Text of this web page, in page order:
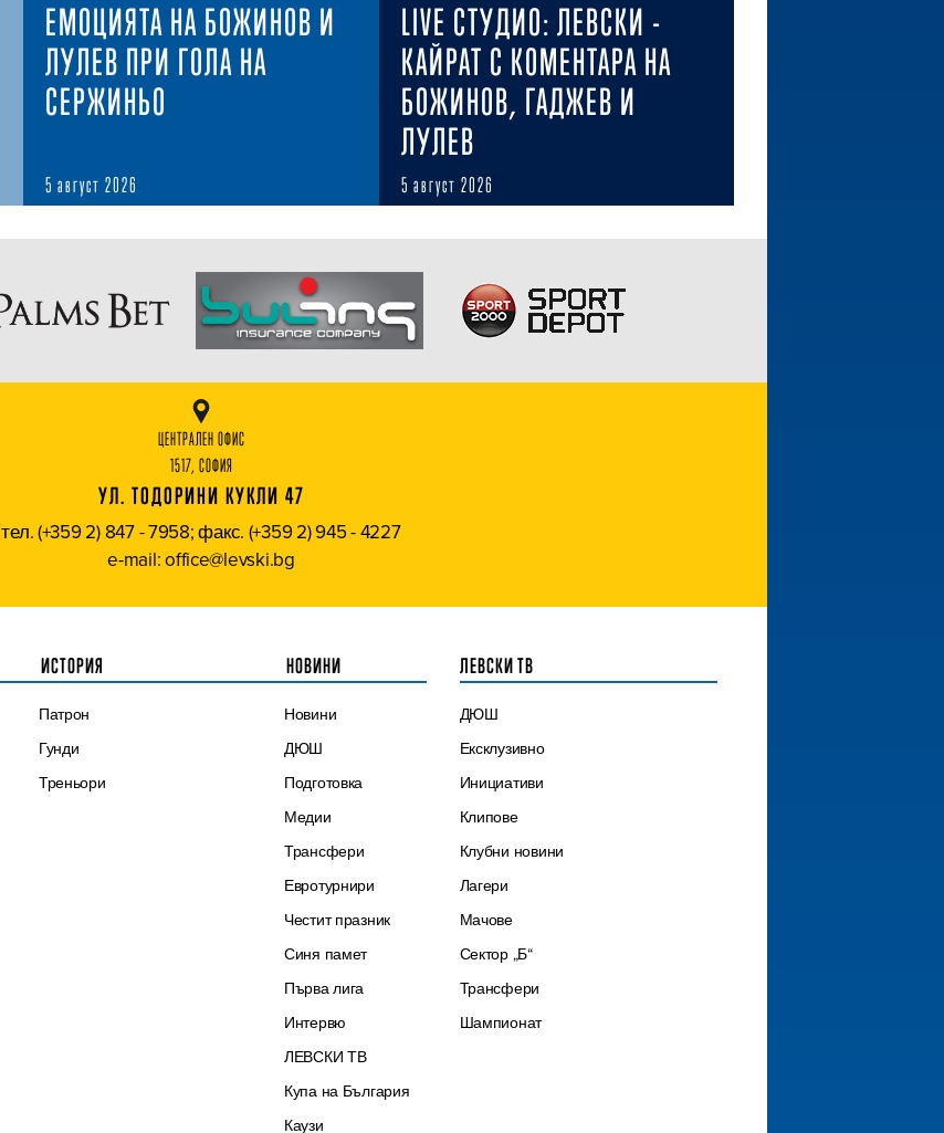
ЕМОЦИЯТА НА БОЖИНОВ И
ЛУЛЕВ ПРИ ГОЛА НА
СЕРЖИНЬО
5 август 2026
LIVE СТУДИО: ЛЕВСКИ -
КАЙРАТ С КОМЕНТАРА НА
БОЖИНОВ, ГАДЖЕВ И
ЛУЛЕВ
5 август 2026
ЦЕНТРАЛЕН ОФИС
1517, СОФИЯ
УЛ. ТОДОРИНИ КУКЛИ 47
тел. (+359 2) 847 - 7958; факс. (+359 2) 945 - 4227
e-mail: office@levski.bg
ИСТОРИЯ
Патрон
Гунди
Треньори
НОВИНИ
Новини
ДЮШ
Подготовка
Медии
Трансфери
Евротурнири
Честит празник
Синя памет
Първа лига
Интервю
ЛЕВСКИ ТВ
Купа на България
Каузи
ЛЕВСКИ ТВ
ДЮШ
Ексклузивно
Инициативи
Клипове
Клубни новини
Лагери
Мачове
Сектор „Б“
Трансфери
Шампионат